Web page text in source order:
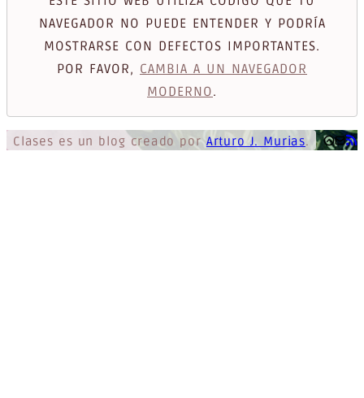
NAVEGADOR NO PUEDE ENTENDER Y PODRÍA
MOSTRARSE CON DEFECTOS IMPORTANTES.
POR FAVOR, CAMBIA A UN NAVEGADOR
MODERNO.
Clases es un blog creado por Arturo J. Murias.